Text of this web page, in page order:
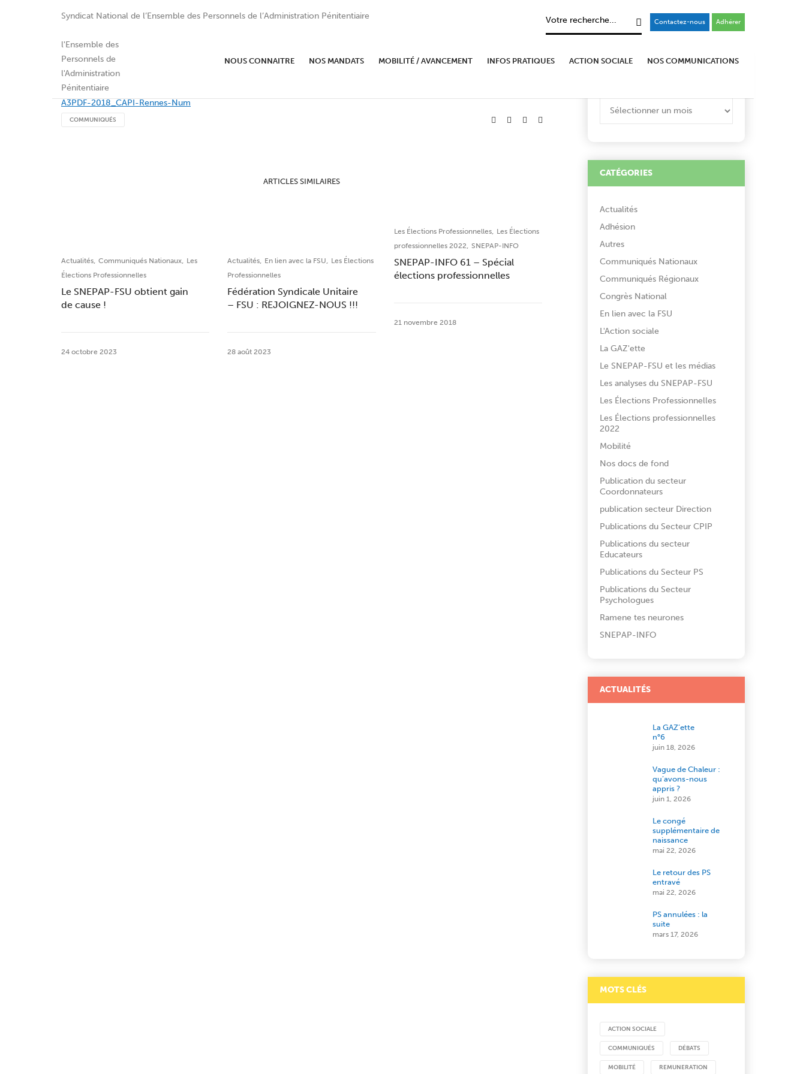
Syndicat National de l’Ensemble des Personnels de l’Administration Pénitentiaire
Contactez-nous Adhérer
NOUS CONNAITRE NOS MANDATS MOBILITÉ / AVANCEMENT INFOS PRATIQUES ACTION SOCIALE NOS COMMUNICATIONS
Profession de foi – CAPI Rennes
A3PDF-2018_CAPI-Rennes-Num
COMMUNIQUÉS
ARTICLES SIMILAIRES
Actualités, Communiqués Nationaux, Les
Élections Professionnelles
Le SNEPAP-FSU obtient gain
de cause !
24 octobre 2023
Actualités, En lien avec la FSU, Les Élections
Professionnelles
Fédération Syndicale Unitaire
– FSU : REJOIGNEZ-NOUS !!!
28 août 2023
Les Élections Professionnelles, Les Élections
professionnelles 2022, SNEPAP-INFO
SNEPAP-INFO 61 – Spécial
élections professionnelles
21 novembre 2018
ARCHIVES
ARCHIVES
CATÉGORIES
Actualités
Adhésion
Autres
Communiqués Nationaux
Communiqués Régionaux
Congrès National
En lien avec la FSU
L'Action sociale
La GAZ'ette
Le SNEPAP-FSU et les médias
Les analyses du SNEPAP-FSU
Les Élections Professionnelles
Les Élections professionnelles
2022
Mobilité
Nos docs de fond
Publication du secteur
Coordonnateurs
publication secteur Direction
Publications du Secteur CPIP
Publications du secteur
Educateurs
Publications du Secteur PS
Publications du Secteur
Psychologues
Ramene tes neurones
SNEPAP-INFO
ACTUALITÉS
La GAZ’ette
n°6
juin 18, 2026
Vague de Chaleur :
qu’avons-nous
appris ?
juin 1, 2026
Le congé
supplémentaire de
naissance
mai 22, 2026
Le retour des PS
entravé
mai 22, 2026
PS annulées : la
suite
mars 17, 2026
MOTS CLÉS
ACTION SOCIALE
COMMUNIQUÉS DÉBATS
MOBILITÉ REMUNERATION